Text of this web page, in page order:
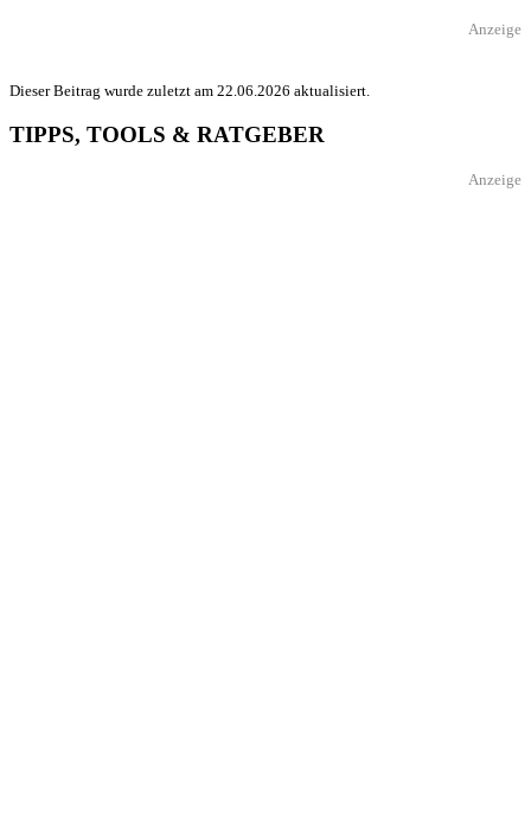
Anzeige
Dieser Beitrag wurde zuletzt am 22.06.2026 aktualisiert.
TIPPS, TOOLS & RATGEBER
Anzeige